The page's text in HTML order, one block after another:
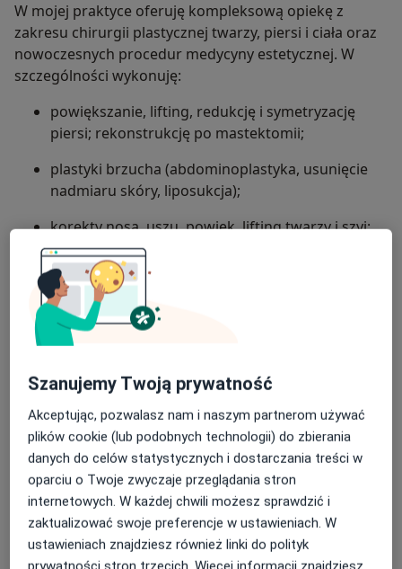
W mojej praktyce oferuję kompleksową opiekę z
zakresu chirurgii plastycznej twarzy, piersi i ciała oraz
nowoczesnych procedur medycyny estetycznej. W
szczególności wykonuję:
powiększanie, lifting, redukcję i symetryzację
piersi; rekonstrukcję po mastektomii;
plastyki brzucha (abdominoplastyka, usunięcie
nadmiaru skóry, liposukcja);
korekty nosa, uszu, powiek, lifting twarzy i szyi;
liposukcję, lipotransfer, powiększanie pośladków
implantami, modelowanie sylwetki po dużej
utracie masy ciała;
labioplastykę;
leczenie ginekomastii;
przeszczep włosów (metoda FUE);
medycynę estetyczną wspomagającą: zabiegi
laserowe, techniki HIFU, radiofrekwencja
mikroigłowa, kwas hialuronowy, stymulatory
tkankowe, mezoterapia, osocze bogatopłytkowe.
W każdym przypadku priorytetem jest
bezpieczeństwo, naturalny efekt oraz długoletnie
wspólnie zdefiniować realne cele i dobrać najlepszą
drogę działania.
więcejO mnie
Zakres porad
Chirurgia plastyczna
Główne obszary pomocy
Skrzywienie przegrody nosowej
Blizny
Szanujemy Twoją prywatność
Akceptując, pozwalasz nam i naszym partnerom używać
plików cookie (lub podobnych technologii) do zbierania
danych do celów statystycznych i dostarczania treści w
oparciu o Twoje zwyczaje przeglądania stron
internetowych. W każdej chwili możesz sprawdzić i
zaktualizować swoje preferencje w ustawieniach. W
ustawieniach znajdziesz również linki do polityk